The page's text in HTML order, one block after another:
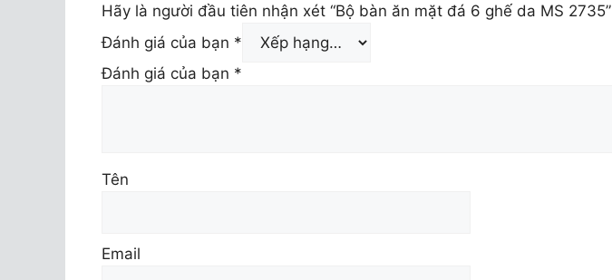
Hãy là người đầu tiên nhận xét “Bộ bàn ăn mặt đá 6 ghế da MS 2735”
Đánh giá của bạn *
Đánh giá của bạn *
Tên
Email